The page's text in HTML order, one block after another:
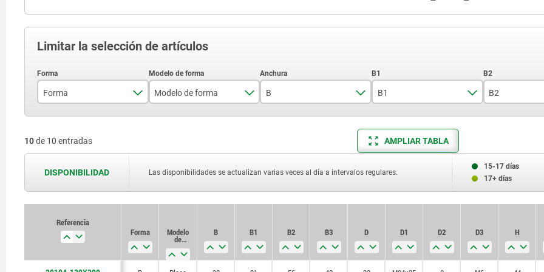
Limitar la selección de artículos
Forma
B
Modelo de forma
Placa de montaje en ambos lados
B
30
B1
21
29
B2
56
85
10de 10 entradas AMPLIAR TABLA
DISPONIBILIDAD Las disponibilidades se actualizan varias veces al día a intervalos regulares.
15-17 días
17+ días
Referencia
Forma
Modelo
de
forma
B B1 B2 B3 D D1 D2 D3 H
Referencia
Forma
Modelo
de
forma
B B1 B2 B3 D D1 D2 D3 H